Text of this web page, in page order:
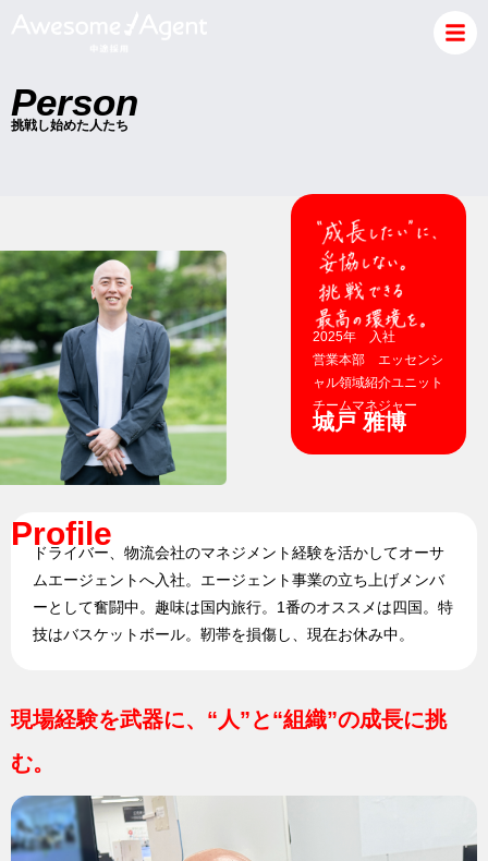
Person
挑戦し始めた人たち
2025年 入社
営業本部 エッセンシ
ャル領域紹介ユニット
チームマネジャー
城戸 雅博
Profile
ドライバー、物流会社のマネジメント経験を活かしてオーサ
ムエージェントへ入社。エージェント事業の立ち上げメンバ
ーとして奮闘中。趣味は国内旅行。1番のオススメは四国。特
技はバスケットボール。靭帯を損傷し、現在お休み中。
現場経験を武器に、“人”と“組織”の成長に挑
む。